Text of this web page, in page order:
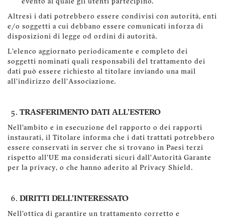
evento al quale gli utenti partecipino.
Altresì i dati potrebbero essere condivisi con autorità, enti
e/o soggetti a cui debbano essere comunicati inforza di
disposizioni di legge od ordini di autorità.
L'elenco aggiornato periodicamente e completo dei
soggetti nominati quali responsabili del trattamento dei
dati può essere richiesto al titolare inviando una mail
all'indirizzo dell'Associazione.
TRASFERIMENTO DATI ALL'ESTERO
Nell'ambito e in esecuzione del rapporto o dei rapporti
instaurati, il Titolare informa che i dati trattati potrebbero
essere conservati in server che si trovano in Paesi terzi
rispetto all'UE ma considerati sicuri dall'Autorità Garante
per la privacy, o che hanno aderito al Privacy Shield.
DIRITTI DELL'INTERESSATO
Nell'ottica di garantire un trattamento corretto e